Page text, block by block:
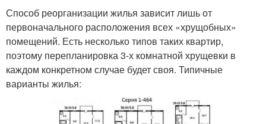
Способ реорганизации жилья зависит лишь от
первоначального расположения всех «хрущобных»
помещений. Есть несколько типов таких квартир,
поэтому перепланировка 3-х комнатной хрущевки в
каждом конкретном случае будет своя. Типичные
варианты жилья: